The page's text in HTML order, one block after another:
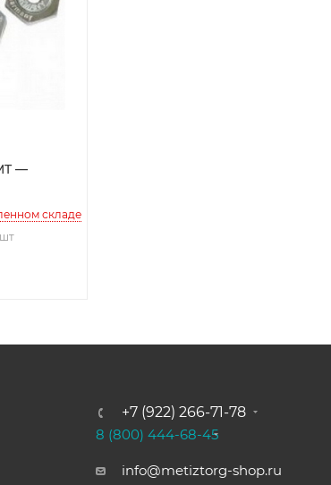
—
складе
+7 (922) 266-71-78
8 (800) 444-68-45
info@metiztorg-shop.ru